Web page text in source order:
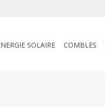
SOLAIRE COMBLES